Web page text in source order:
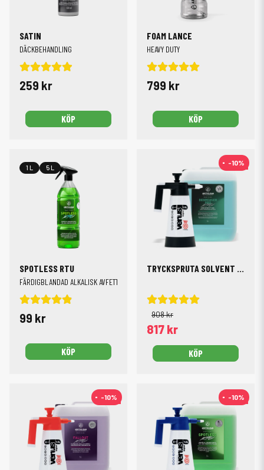
SATIN
DÄCKBEHANDLING
259 kr
KÖP
FOAM LANCE
HEAVY DUTY
799 kr
KÖP
SPOTLESS RTU
FÄRDIGBLANDAD ALKALISK AVFETTNING
99 kr
KÖP
1 L 5 L
TRYCKSPRUTA SOLVENT + DEGREASER PRO 5L
-10%
908 kr
817 kr
KÖP
-10%
-10%
-10% -10%
-10%